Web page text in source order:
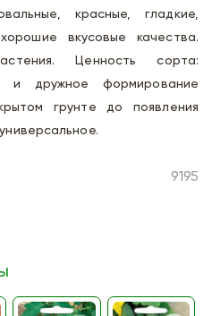
красные, гладкие,
вкусовые качества.
Ценность сорта:
и дружное формирование
грунте до появления
9195